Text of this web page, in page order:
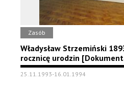
Zasób
Władysław Strzemiński
rocznicę urodzin
25.11.1993-16.01.1994